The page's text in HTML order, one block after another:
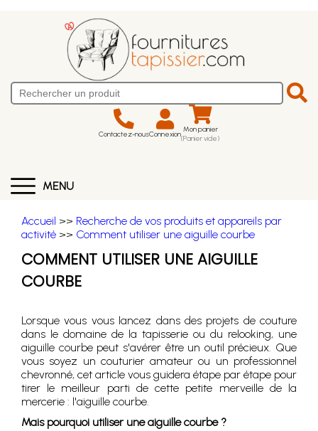
Contactez-nousConnexion Mon panier
(Panier vide)
MENU
Accueil >> Recherche de vos produits et appareils par
activité >> Comment utiliser une aiguille courbe
COMMENT UTILISER UNE AIGUILLE
COURBE
Lorsque vous vous lancez dans des projets de couture
dans le domaine de la tapisserie ou du relooking, une
aiguille courbe peut s'avérer être un outil précieux. Que
vous soyez un couturier amateur ou un professionnel
chevronné, cet article vous guidera étape par étape pour
tirer le meilleur parti de cette petite merveille de la
mercerie : l'aiguille courbe.
Mais pourquoi utiliser une aiguille courbe ?